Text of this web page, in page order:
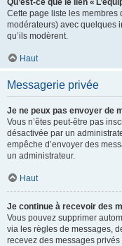
Qu’est-ce que le lien «
Cette page liste les membres
modérateurs) avec quelques
qu’ils modèrent.
Haut
Messagerie privée
Je ne peux pas envoyer de
Vous n’êtes peut-être pas
désactivée par un
empêche d’envoyer des
un administrateur.
Haut
Je continue à recevoir des
Vous pouvez supprimer
via les règles de messages,
recevez des messages